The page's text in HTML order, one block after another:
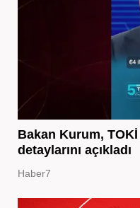
Bakan Kurum, TOKİ
detaylarını açıkladı
Haber7